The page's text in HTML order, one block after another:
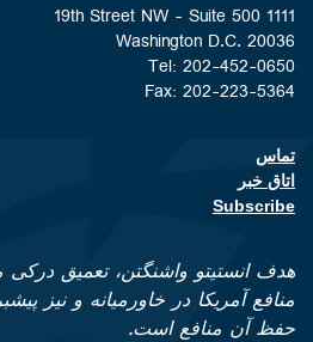
1111 19th Street NW - Suite 500
Washington D.C. 20036
Tel: 202-452-0650
Fax: 202-223-5364
Footer contact links
تماس
اتاق خبر
Subscribe
هدف انستیتو واشنگتن، تعمیق درکی
منافع آمریکا در خاورمیانه و نیز
حفظ آن منافع است.